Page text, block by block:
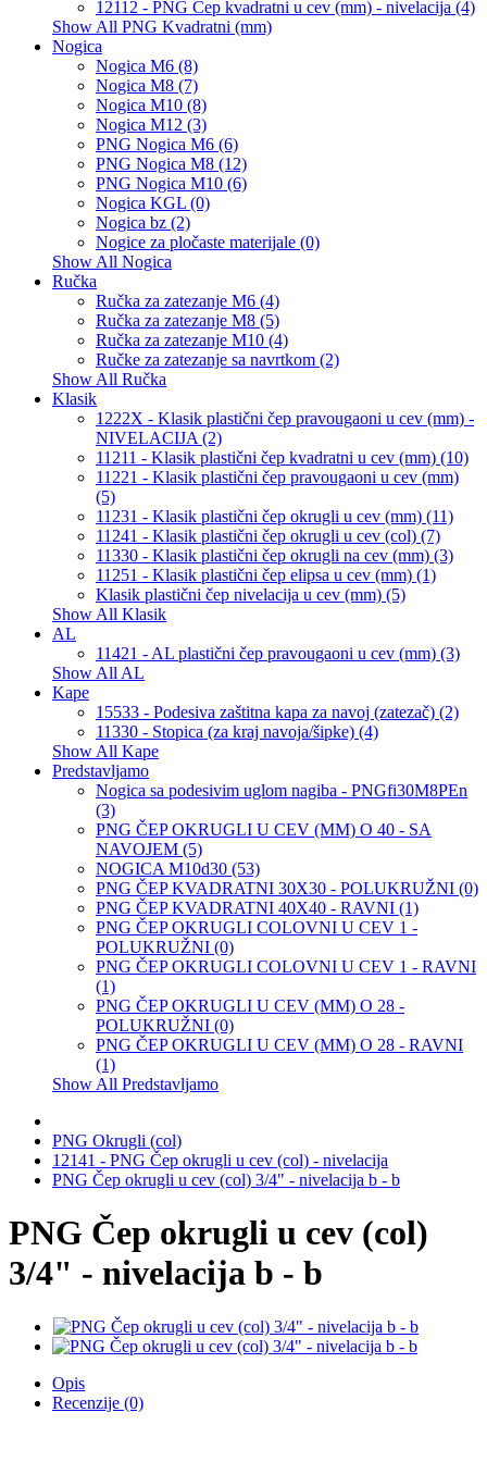
12112 - PNG Čep kvadratni u cev (mm) - nivelacija (4)
Show All PNG Kvadratni (mm)
Nogica
Nogica M6 (8)
Nogica M8 (7)
Nogica M10 (8)
Nogica M12 (3)
PNG Nogica M6 (6)
PNG Nogica M8 (12)
PNG Nogica M10 (6)
Nogica KGL (0)
Nogica bz (2)
Nogice za pločaste materijale (0)
Show All Nogica
Ručka
Ručka za zatezanje M6 (4)
Ručka za zatezanje M8 (5)
Ručka za zatezanje M10 (4)
Ručke za zatezanje sa navrtkom (2)
Show All Ručka
Klasik
1222X - Klasik plastični čep pravougaoni u cev (mm) -
NIVELACIJA (2)
11211 - Klasik plastični čep kvadratni u cev (mm) (10)
11221 - Klasik plastični čep pravougaoni u cev (mm)
(5)
11231 - Klasik plastični čep okrugli u cev (mm) (11)
11241 - Klasik plastični čep okrugli u cev (col) (7)
11330 - Klasik plastični čep okrugli na cev (mm) (3)
11251 - Klasik plastični čep elipsa u cev (mm) (1)
Klasik plastični čep nivelacija u cev (mm) (5)
Show All Klasik
AL
11421 - AL plastični čep pravougaoni u cev (mm) (3)
Show All AL
Kape
15533 - Podesiva zaštitna kapa za navoj (zatezač) (2)
11330 - Stopica (za kraj navoja/šipke) (4)
Show All Kape
Predstavljamo
Nogica sa podesivim uglom nagiba - PNGfi30M8PEn
(3)
PNG ČEP OKRUGLI U CEV (MM) O 40 - SA
NAVOJEM (5)
NOGICA M10d30 (53)
PNG ČEP KVADRATNI 30X30 - POLUKRUŽNI (0)
PNG ČEP KVADRATNI 40X40 - RAVNI (1)
PNG ČEP OKRUGLI COLOVNI U CEV 1 -
POLUKRUŽNI (0)
PNG ČEP OKRUGLI COLOVNI U CEV 1 - RAVNI
(1)
PNG ČEP OKRUGLI U CEV (MM) O 28 -
POLUKRUŽNI (0)
PNG ČEP OKRUGLI U CEV (MM) O 28 - RAVNI
(1)
Show All Predstavljamo
PNG Okrugli (col)
12141 - PNG Čep okrugli u cev (col) - nivelacija
PNG Čep okrugli u cev (col) 3/4" - nivelacija b - b
PNG Čep okrugli u cev (col)
3/4" - nivelacija b - b
Opis
Recenzije (0)